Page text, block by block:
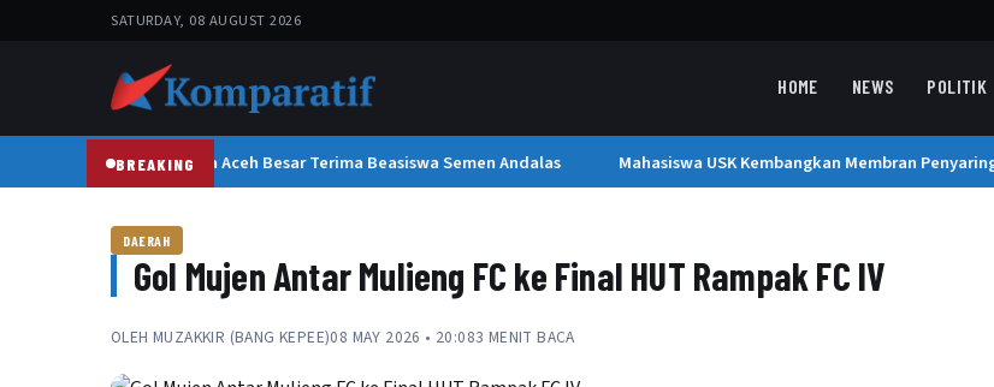
SATURDAY, 08 AUGUST 2026
HOME NEWS POLITIK
BREAKING
Pelajar dan Mahasiswa Aceh Besar Terima Beasiswa Semen Andalas Mahasiswa USK Kembangkan Membran
DAERAH
Gol Mujen Antar Mulieng FC ke Final HUT Rampak FC IV
OLEH MUZAKKIR (BANG KEPEE)08 MAY 2026 • 20:083 MENIT BACA